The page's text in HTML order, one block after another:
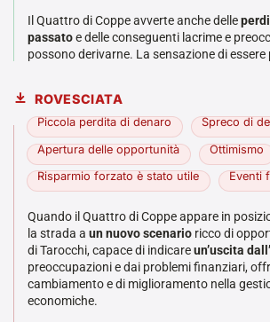
Il Quattro di Coppe avverte anche delle
passatoe delle conseguenti lacrime e
possono derivarne. La sensazione di essere
ROVESCIATA
Piccola perdita di denaro Spreco di
Apertura delle opportunità Ottimismo
Risparmio forzato è stato utile Eventi
Quando il Quattro di Coppe appare in
la strada a un nuovo scenario ricco di
di Tarocchi, capace di indicareun’uscita
preoccupazioni e dai problemi finanziari,
cambiamento e di miglioramento nella
economiche.